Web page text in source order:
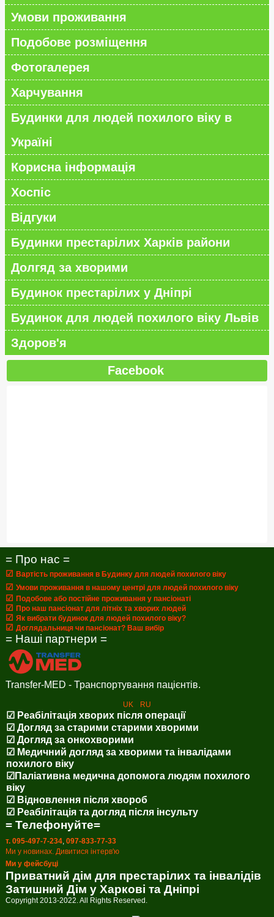
Умови проживання
Подобове розміщення
Фотогалерея
Харчування
Будинки для людей похилого віку в
Україні
Корисна інформація
Хоспіс
Відгуки
Будинки престарілих Харків райони
Долгяд за хворими
Будинок престарілих у Дніпрі
Будинок для людей похилого віку Львів
Здоров'я
Facebook
= Про нас =
☑ Вартість проживання в Будинку для людей похилого віку
☑ Умови проживання в нашому центрі для людей похилого віку
☑ Подобове або постійне проживання у пансіонаті
☑ Про наш пансіонат для літніх та хворих людей
☑ Як вибрати будинок для людей похилого віку?
☑ Доглядальниця чи пансіонат? Ваш вибір
= Наші партнери =
Transfer-MED - Транспортування пацієнтів.
UK RU
☑ Реабілітація хворих після операції
☑ Догляд за старими старими хворими
☑ Догляд за онкохворими
☑ Медичний догляд за хворими та інвалідами
похилого віку
☑Паліативна медична допомога людям похилого
віку
☑ Відновлення після хвороб
☑ Реабілітація та догляд після інсульту
= Телефонуйте=
т. 095-497-7-234, 097-833-77-33
Ми у новинах. Дивитися інтерв'ю
Ми у фейсбуці
Приватний дім для престарілих та інвалідів
Затишний Дім у Харкові та Дніпрі
Copyright 2013-2022. All Rights Reserved.